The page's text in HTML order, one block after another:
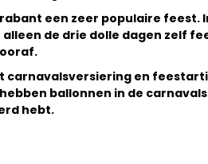
een zeer populaire
de drie dolle dagen zelf
carnavalsversiering en
ballonnen in de
hebt.